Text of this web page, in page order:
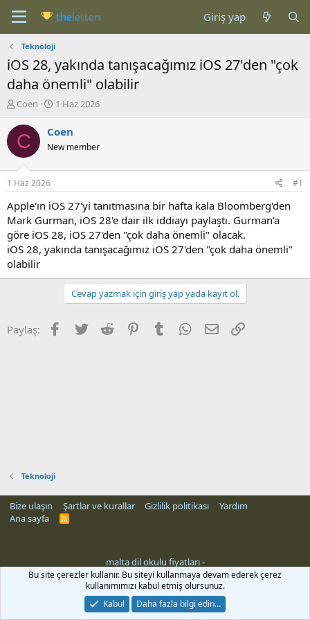
Giriş yap
Teknoloji
iOS 28, yakında tanışacağımız iOS 27'den "çok
daha önemli" olabilir
K
n
b
u
u
b
a
l
a
t
a
n
Coen
B
ş
a
ç
a
r
i
i
1 Haz 2026
C Coen
New member
1 Haz 2026 #1
Apple'ın iOS 27'yi tanıtmasına bir hafta kala Bloomberg'den
Mark Gurman, iOS 28'e dair ilk iddiayı paylaştı. Gurman'a
göre iOS 28, iOS 27'den "çok daha önemli" olacak.
iOS 28, yakında tanışacağımız iOS 27'den "çok daha önemli"
olabilir
Cevap yazmak için giriş yap yada kayıt ol.
Paylaş: Facebook
Twitter Reddit PinterestTumblr WhatsApp
E-posta
Teknoloji
Bize ulaşın Şartlar ve kurallar Gizlilik politikası
Yardım
Ana sayfa
R
malta dil okulu fiyatları-
Bu site çerezler kullanır. Bu siteyi kullanmaya devam ederek çerez
kullanımımızı kabul etmiş olursunuz.
Kabul
Daha fazla bilgi edin…